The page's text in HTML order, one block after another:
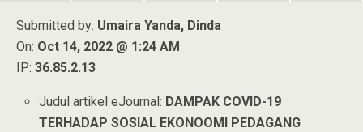
Submitted by: Umaira Yanda, Dinda
On: Oct 14, 2022 @ 1:24 AM
IP: 36.85.2.13
Judul artikel eJournal: DAMPAK COVID-19
TERHADAP SOSIAL EKONOOMI PEDAGANG